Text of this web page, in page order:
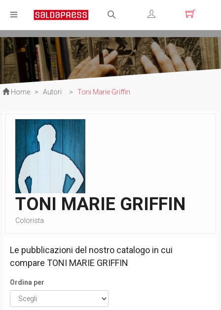
Registrati
Login
Home > Autori > Toni Marie Griffin
TONI MARIE GRIFFIN
Colorista
Le pubblicazioni del nostro catalogo in cui
compare TONI MARIE GRIFFIN
Ordina per